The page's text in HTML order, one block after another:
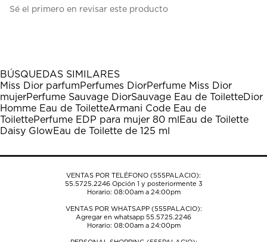
para
1
estrella
Esta
acción
abrirá
el
formulario
envío.
para
estrellas.
Esta
acción
abrirá
el
formulario
envío.
para
estrellas.
Esta
acción
abrirá
el
formulario
envío.
para
estrellas.
Esta
acción
abrirá
el
formulario
envío.
para
estrellas.
Esta
acción
abrirá
el
formulario
envío.
Sé el primero en revisar este producto
BÚSQUEDAS SIMILARES
Miss Dior parfumPerfumes DiorPerfume Miss Dior
mujerPerfume Sauvage DiorSauvage Eau de ToiletteDior
Homme Eau de ToiletteArmani Code Eau de
ToilettePerfume EDP para mujer 80 ml Eau de Toilette
Daisy GlowEau de Toilette de 125 ml
VENTAS POR TELÉFONO (555PALACIO):
55.5725.2246Opción 1 y posteriormente 3
Horario: 08:00am a 24:00pm
VENTAS POR WHATSAPP (555PALACIO):
Agregar en whatsapp 55.5725.2246
Horario: 08:00am a 24:00pm